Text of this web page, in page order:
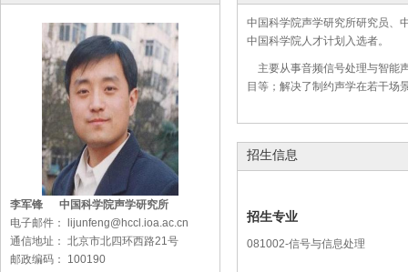
李军锋 中国科学院声学研究所
电子邮件： lijunfeng@hccl.ioa.ac.cn
通信地址： 北京市北四环西路21号
邮政编码： 100190
中国科学院声学研究所研究员、
中国科学院人才计划入选者。
主要从事音频信号处理与智能
目等；解决了制约声学在若干场
招生信息
招生专业
081002-信号与信息处理